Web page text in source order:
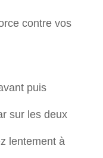
contre vos
puis
sur les deux
lentement à